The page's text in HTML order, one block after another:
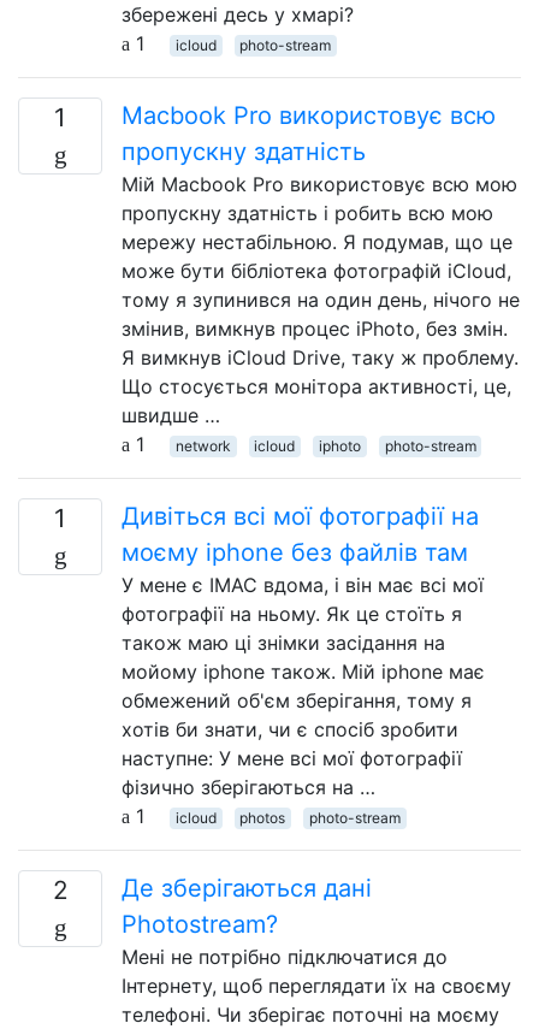
збережені десь у хмарі?
1
icloud photo-stream
1
Macbook Pro використовує всю
пропускну здатність
Мій Macbook Pro використовує всю мою
пропускну здатність і робить всю мою
мережу нестабільною. Я подумав, що це
може бути бібліотека фотографій iCloud,
тому я зупинився на один день, нічого не
змінив, вимкнув процес iPhoto, без змін.
Я вимкнув iCloud Drive, таку ж проблему.
Що стосується монітора активності, це,
швидше …
1
network icloud iphoto photo-stream
1
Дивіться всі мої фотографії на
моєму iphone без файлів там
У мене є IMAC вдома, і він має всі мої
фотографії на ньому. Як це стоїть я
також маю ці знімки засідання на
мойому iphone також. Мій iphone має
обмежений об'єм зберігання, тому я
хотів би знати, чи є спосіб зробити
наступне: У мене всі мої фотографії
фізично зберігаються на …
1
icloud photos photo-stream
2
Де зберігаються дані
Photostream?
Мені не потрібно підключатися до
Інтернету, щоб переглядати їх на своєму
телефоні. Чи зберігає поточні на моєму